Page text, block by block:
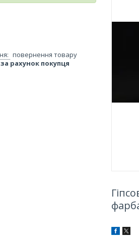
повернення товару
за рахунок покупця